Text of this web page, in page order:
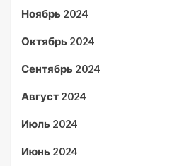
Ноябрь 2024
Октябрь 2024
Сентябрь 2024
Август 2024
Июль 2024
Июнь 2024